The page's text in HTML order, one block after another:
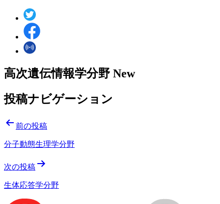
高次遺伝情報学分野 New
投稿ナビゲーション
前の投稿
分子動態生理学分野
次の投稿
生体応答学分野